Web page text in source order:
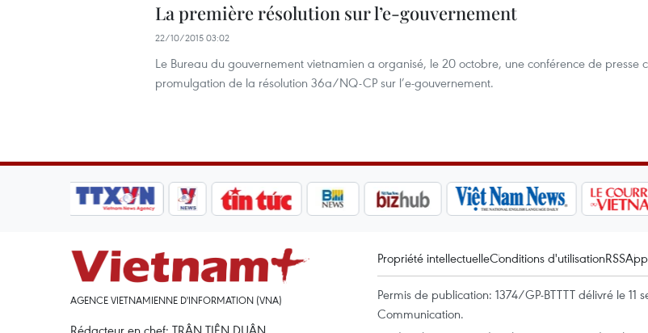
La première résolution sur l’e-gouvernement
22/10/2015 03:02
Le Bureau du gouvernement vietnamien a organisé, le 20 octobre, une conférence de presse
promulgation de la résolution 36a/NQ-CP sur l’e-gouvernement.
AGENCE VIETNAMIENNE D'INFORMATION (VNA)
Rédacteur en chef: TRÂN TIÊN DUÂN
Propriété intellectuelleConditions d'utilisationRSS
Permis de publication: 1374/GP-BTTTT délivré le
Communication.